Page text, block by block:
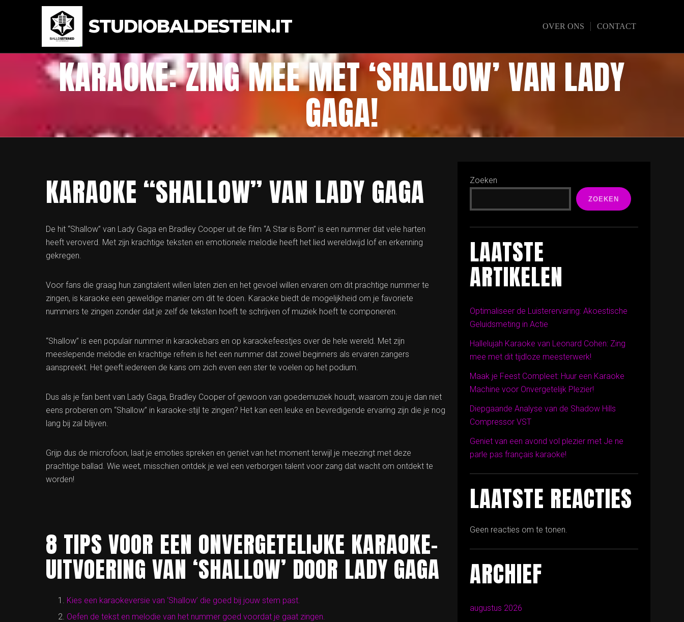
STUDIOBALDESTEIN.IT OVER ONS CONTACT
KARAOKE: ZING MEE MET ‘SHALLOW’ VAN LADY
GAGA!
KARAOKE “SHALLOW” VAN LADY GAGA
De hit “Shallow” van Lady Gaga en Bradley Cooper uit de film “A Star is Born” is een nummer dat vele harten
heeft veroverd. Met zijn krachtige teksten en emotionele melodie heeft het lied wereldwijd lof en erkenning
gekregen.
Voor fans die graag hun zangtalent willen laten zien en het gevoel willen ervaren om dit prachtige nummer te
zingen, is karaoke een geweldige manier om dit te doen. Karaoke biedt de mogelijkheid om je favoriete
nummers te zingen zonder dat je zelf de teksten hoeft te schrijven of muziek hoeft te componeren.
“Shallow” is een populair nummer in karaokebars en op karaokefeestjes over de hele wereld. Met zijn
meeslepende melodie en krachtige refrein is het een nummer dat zowel beginners als ervaren zangers
aanspreekt. Het geeft iedereen de kans om zich even een ster te voelen op het podium.
Dus als je fan bent van Lady Gaga, Bradley Cooper of gewoon van goedemuziek houdt, waarom zou je dan niet
eens proberen om “Shallow” in karaoke-stijl te zingen? Het kan een leuke en bevredigende ervaring zijn die je nog
lang bij zal blijven.
Grijp dus de microfoon, laat je emoties spreken en geniet van het moment terwijl je meezingt met deze
prachtige ballad. Wie weet, misschien ontdek je wel een verborgen talent voor zang dat wacht om ontdekt te
worden!
8 TIPS VOOR EEN ONVERGETELIJKE KARAOKE-
UITVOERING VAN ‘SHALLOW’ DOOR LADY GAGA
Kies een karaokeversie van ‘Shallow’ die goed bij jouw stem past.
Oefen de tekst en melodie van het nummer goed voordat je gaat zingen.
Zoeken
ZOEKEN
LAATSTE
ARTIKELEN
Optimaliseer de Luisterervaring: Akoestische
Geluidsmeting in Actie
Hallelujah Karaoke van Leonard Cohen: Zing
mee met dit tijdloze meesterwerk!
Maak je Feest Compleet: Huur een Karaoke
Machine voor Onvergetelijk Plezier!
Diepgaande Analyse van de Shadow Hills
Compressor VST
Geniet van een avond vol plezier met Je ne
parle pas français karaoke!
LAATSTE REACTIES
Geen reacties om te tonen.
ARCHIEF
augustus 2026